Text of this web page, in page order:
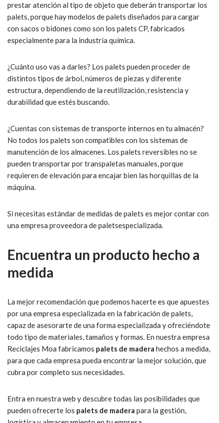
prestar atención al tipo de objeto que deberán transportar los
palets, porque hay modelos de palets diseñados para cargar
con sacos o bidones como son los palets CP, fabricados
especialmente para la industria química.
¿Cuánto uso vas a darles? Los palets pueden proceder de
distintos tipos de árbol, números de piezas y diferente
estructura, dependiendo de la reutilización, resistencia y
durabilidad que estés buscando.
¿Cuentas con sistemas de transporte internos en tu almacén?
No todos los palets son compatibles con los sistemas de
manutención de los almacenes. Los palets reversibles no se
pueden transportar por transpaletas manuales, porque
requieren de elevación para encajar bien las horquillas de la
máquina.
Si necesitas estándar de medidas de palets es mejor contar con
una empresa proveedora de paletsespecializada.
Encuentra un producto hecho a
medida
La mejor recomendación que podemos hacerte es que apuestes
por una empresa especializada en la fabricación de palets,
capaz de asesorarte de una forma especializada y ofreciéndote
todo tipo de materiales, tamaños y formas. En nuestra empresa
Reciclajes Moa fabricamos palets de madera hechos a medida,
para que cada empresa pueda encontrar la mejor solución, que
cubra por completo sus necesidades.
Entra en nuestra web y descubre todas las posibilidades que
pueden ofrecerte los palets de madera para la gestión,